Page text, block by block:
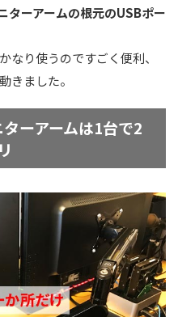
ターアームの根元のUSBポー
なり使うのですごく便利、
きました。
ーアームは1台で2